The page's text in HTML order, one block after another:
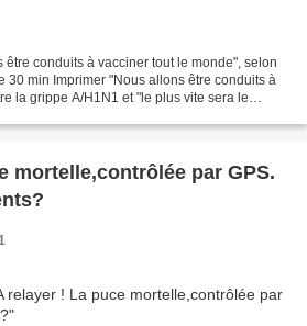
conduits à vacciner tout le monde", selon
30 min Imprimer "Nous allons être conduits à
la grippe A/H1N1 et "le plus vite sera le
mortelle,contrôlée par GPS.